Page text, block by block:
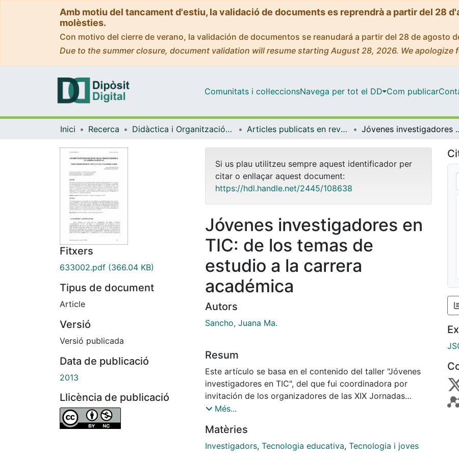
Amb motiu del tancament d'estiu, la validació de documents es reprendrà a partir del 28
molèsties.
Con motivo del cierre de verano, la validación de documentos se reanudará a partir del 28 de agosto
Due to the summer closure, document validation will resume starting August 28, 2026. We apologize
Comunitats i col·leccionsNavega per tot el DD Com publicar
Inici Recerca Didàctica i Organització Educativa Articles publicats en revistes (Didàctica i Organització Educativa) Jóvenes investigadores
Fitxers
633002.pdf (366.04 KB)
Tipus de document
Article
Versió
Versió publicada
Data de publicació
2013
Llicència de publicació
Si us plau utilitzeu sempre aquest identificador per
citar o enllaçar aquest document:
https://hdl.handle.net/2445/108638
Jóvenes investigadores en
TIC: de los temas de
estudio a la carrera
académica
Autors
Sancho, Juana Ma.
Resum
Este artículo se basa en el contenido del taller "Jóvenes
investigadores en TIC", del que fui coordinadora por
invitación de los organizadores de las XIX Jornadas
Universitarias de Tecnología Educativa, que tuvieron lugar
de esta actividad, se plantean algunos posicionamientos
sobre la noción de Tecnología Educativa, para pasar a
Més...
Matèries
Investigadors, Tecnologia educativa, Tecnologia i joves